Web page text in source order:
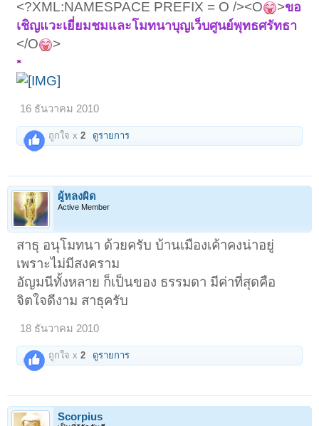
<?XML:NAMESPACE PREFIX = O /><O >ขอ
เชิญแวะเยี่ยมชมและโมทนาบุญเว็บศูนย์พุทธศรัทธา
</O >
*
16 ธันวาคม 2010
ถูกใจ x2 ดูรายการ
ผู้หลงผิด
Active Member
สาธุ อนุโมทนา ด้วยครับ บ้านเมืองเค้าคงน่าอยู่
เพราะไม่มีสงคราม
อัญมนีทั้งหลาย ก็เป็นของ ธรรมดา มีค่าที่สุดคือ
จิตใจดีงาม สาธุครับ
18 ธันวาคม 2010
ถูกใจ x2 ดูรายการ
Scorpius